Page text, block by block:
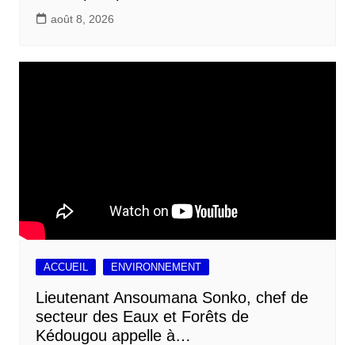
août 8, 2026
ACCUEIL ENVIRONNEMENT
Lieutenant Ansoumana Sonko, chef de
secteur des Eaux et Forêts de
Kédougou appelle à…